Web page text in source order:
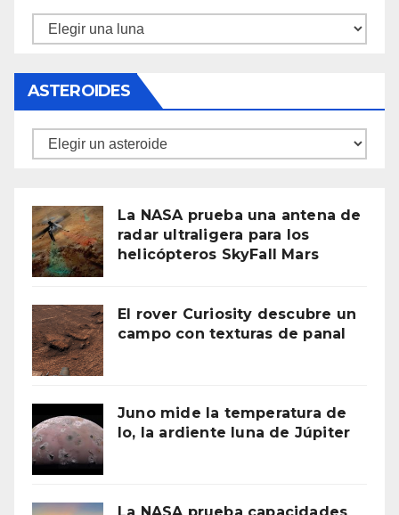
Lunas
ASTEROIDES
Asteroides
La NASA prueba una antena de
radar ultraligera para los
helicópteros SkyFall Mars
El rover Curiosity descubre un
campo con texturas de panal
Juno mide la temperatura de
Io, la ardiente luna de Júpiter